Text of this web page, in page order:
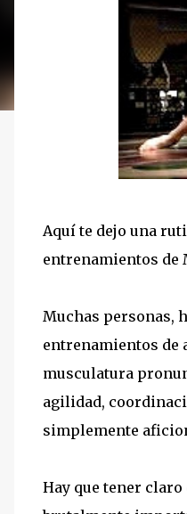
Aquí te dejo una
entrenamientos de
Muchas personas,
entrenamientos de
musculatura
agilidad,
simplemente
Hay que tener